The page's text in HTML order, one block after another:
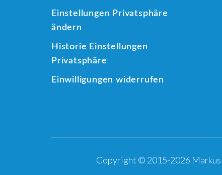
Einstellungen Privatsphäre
ändern
Historie Einstellungen
Privatsphäre
Einwilligungen widerrufen
Copyright © 2015-2026 Markus